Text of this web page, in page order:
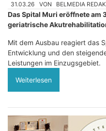
31.03.26 VON BELMEDIA
Das Spital Muri eröffnete am
geriatrische
Mit dem Ausbau reagiert das
Entwicklung und den
Leistungen im Einzugsgebiet.
Weiterlesen